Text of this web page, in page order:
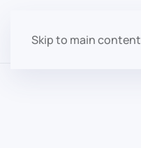
Skip to main content